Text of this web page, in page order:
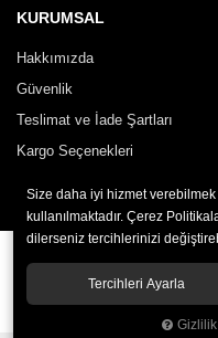
KURUMSAL
Hakkımızda
Güvenlik
Teslimat ve İade Şartları
Kargo Seçenekleri
Size daha iyi hizmet
kullanılmaktadır. Çerez
dilerseniz tercihlerinizi
Tercihleri Ayarla
Gizlilik